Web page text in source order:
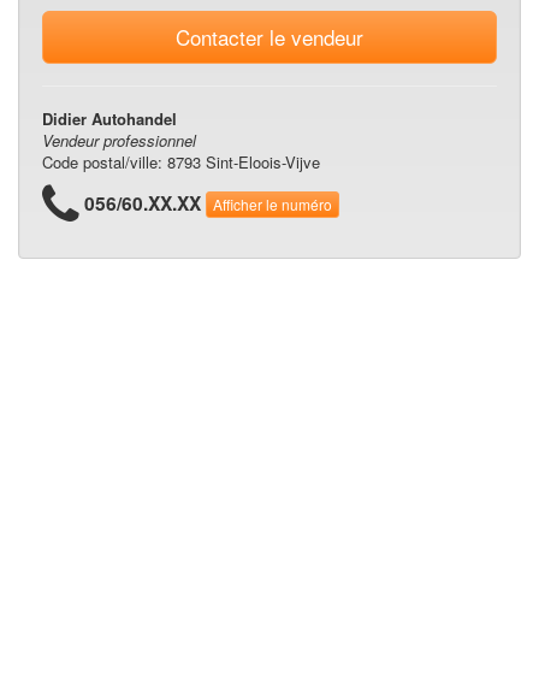
Contacter le vendeur
Didier Autohandel
Vendeur professionnel
Code postal/ville: 8793 Sint-Eloois-Vijve
056/60.XX.XX Afficher le numéro